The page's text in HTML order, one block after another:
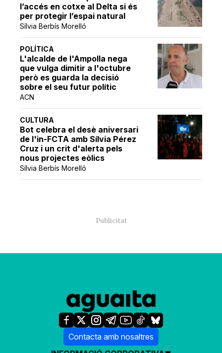
l’accés en cotxe al Delta si és
per protegir l’espai natural
Sílvia Berbís Morelló
POLÍTICA
L'alcalde de l'Ampolla nega
que vulga dimitir a l'octubre
però es guarda la decisió
sobre el seu futur polític
ACN
CULTURA
Bot celebra el desè aniversari
de l'in-FCTA amb Sílvia Pérez
Cruz i un crit d'alerta pels
nous projectes eòlics
Sílvia Berbís Morelló
Contacta amb nosaltres